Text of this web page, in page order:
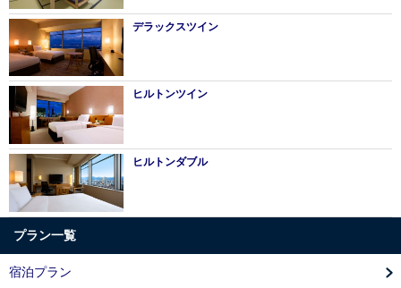
デラックスツイン
ヒルトンツイン
ヒルトンダブル
プラン一覧
宿泊プラン